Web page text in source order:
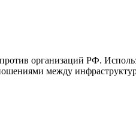
организаций РФ.
между